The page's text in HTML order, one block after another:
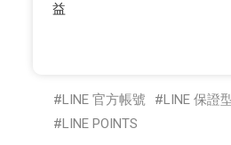
益
LINE 官方帳號
LINE 保證
LINE POINTS